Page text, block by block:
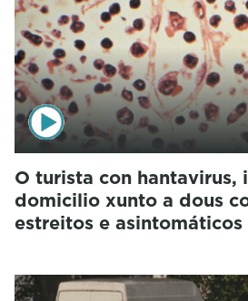
O turista con hantavirus,
domicilio xunto a dous
estreitos e asintomáticos